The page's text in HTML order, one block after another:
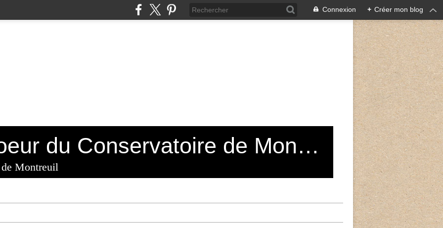
Connexion + Créer mon blog
Grand Choeur du Conservatoire de Montreuil
Montreuil